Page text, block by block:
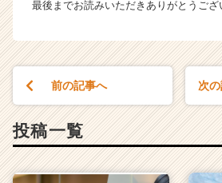
ア
ャ
リ
h
e
C
最後までお読みいただきありがとうござ
前の記事へ 次
投稿一覧